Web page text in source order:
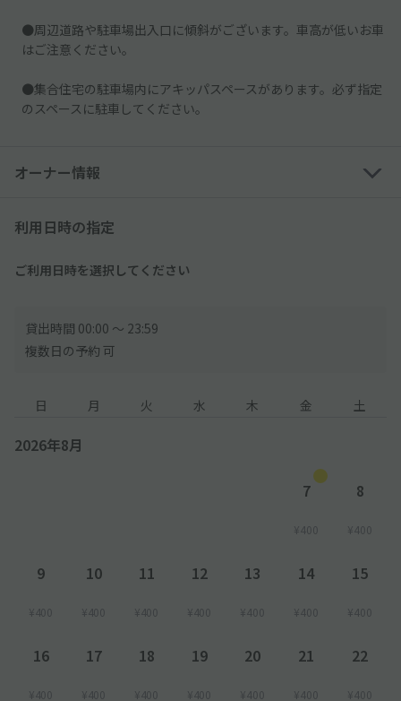
●周辺道路や駐車場出入口に傾斜がございます。車高が低いお車
はご注意ください。
●集合住宅の駐車場内にアキッパスペースがあります。必ず指定
のスペースに駐車してください。
オーナー情報
利用日時の指定
ご利用日時を選択してください
貸出時間 00:00 〜 23:59
複数日の予約 可
日 月 火 水 木 金 土
2026年8月
7
¥400
8
¥400
9
¥400
10
¥400
11
¥400
12
¥400
13
¥400
14
¥400
15
¥400
16
¥400
17
¥400
18
¥400
19
¥400
20
¥400
21
¥400
22
¥400